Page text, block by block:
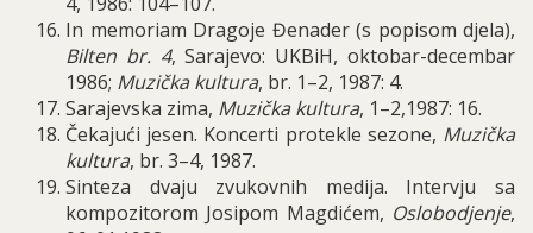
In memoriam Dragoje Đenader (s popisom djela),
Bilten br. 4, Sarajevo: UKBiH, oktobar-decembar
1986; Muzička kultura, br. 1–2, 1987: 4.
Sarajevska zima, Muzička kultura, 1–2,1987: 16.
Čekajući jesen. Koncerti protekle sezone, Muzička
kultura, br. 3–4, 1987.
Sinteza dvaju zvukovnih medija. Intervju sa
kompozitorom Josipom Magdićem, Oslobodjenje,